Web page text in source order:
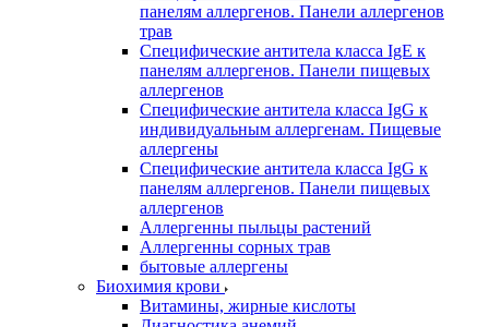
панелям аллергенов. Панели аллергенов
трав
Специфические антитела класса IgE к
панелям аллергенов. Панели пищевых
аллергенов
Специфические антитела класса IgG к
индивидуальным аллергенам. Пищевые
аллергены
Специфические антитела класса IgG к
панелям аллергенов. Панели пищевых
аллергенов
Аллергенны пыльцы растений
Аллергенны сорных трав
бытовые аллергены
Биохимия крови
Витамины, жирные кислоты